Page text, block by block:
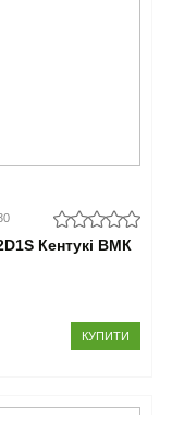
Кентукі ВМК
КУПИТИ